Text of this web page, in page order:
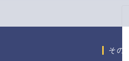
その他